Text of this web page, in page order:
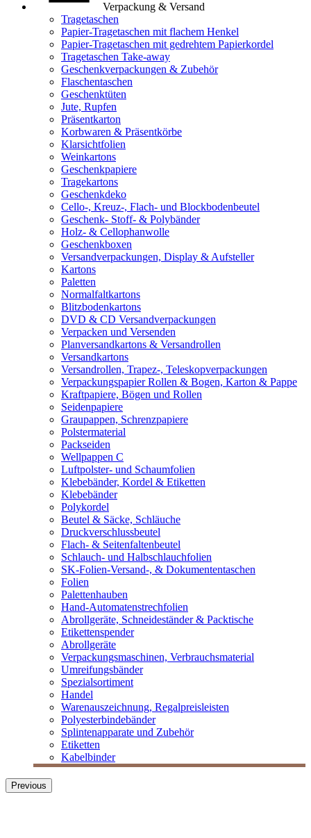
Verpackung & Versand
Tragetaschen
Papier-Tragetaschen mit flachem Henkel
Papier-Tragetaschen mit gedrehtem Papierkordel
Tragetaschen Take-away
Geschenkverpackungen & Zubehör
Flaschentaschen
Geschenktüten
Jute, Rupfen
Präsentkarton
Korbwaren & Präsentkörbe
Klarsichtfolien
Weinkartons
Geschenkpapiere
Tragekartons
Geschenkdeko
Cello-, Kreuz-, Flach- und Blockbodenbeutel
Geschenk- Stoff- & Polybänder
Holz- & Cellophanwolle
Geschenkboxen
Versandverpackungen, Display & Aufsteller
Kartons
Paletten
Normalfaltkartons
Blitzbodenkartons
DVD & CD Versandverpackungen
Verpacken und Versenden
Planversandkartons & Versandrollen
Versandkartons
Versandrollen, Trapez-, Teleskopverpackungen
Verpackungspapier Rollen & Bogen, Karton & Pappe
Kraftpapiere, Bögen und Rollen
Seidenpapiere
Graupappen, Schrenzpapiere
Polstermaterial
Packseiden
Wellpappen C
Luftpolster- und Schaumfolien
Klebebänder, Kordel & Etiketten
Klebebänder
Polykordel
Beutel & Säcke, Schläuche
Druckverschlussbeutel
Flach- & Seitenfaltenbeutel
Schlauch- und Halbschlauchfolien
SK-Folien-Versand-, & Dokumententaschen
Folien
Palettenhauben
Hand-Automatenstrechfolien
Abrollgeräte, Schneideständer & Packtische
Etikettenspender
Abrollgeräte
Verpackungsmaschinen, Verbrauchsmaterial
Umreifungsbänder
Spezialsortiment
Handel
Warenauszeichnung, Regalpreisleisten
Polyesterbindebänder
Splintenapparate und Zubehör
Etiketten
Kabelbinder
Previous